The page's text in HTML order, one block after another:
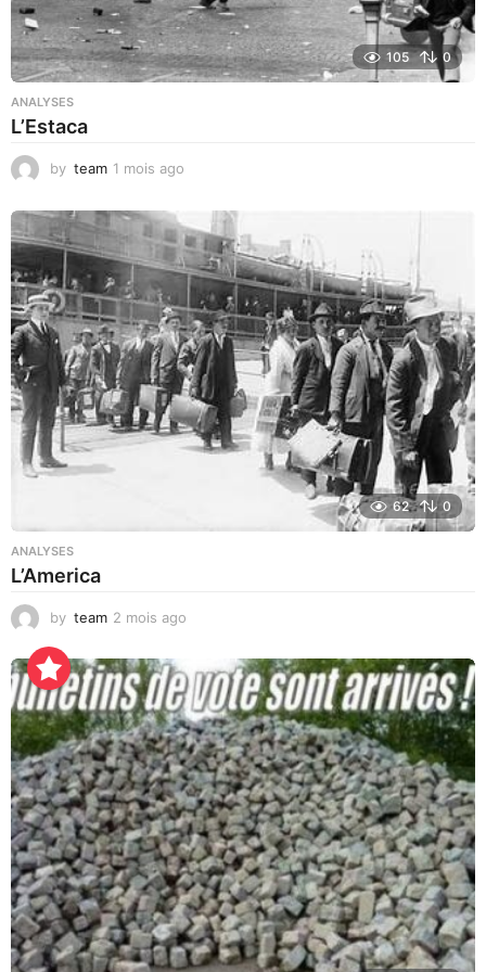
105 0
ANALYSES
L’Estaca
by team 1 mois ago
i
s
a
o
62 0
ANALYSES
L’America
by team 2 mois ago
u
r
s
a
g
o